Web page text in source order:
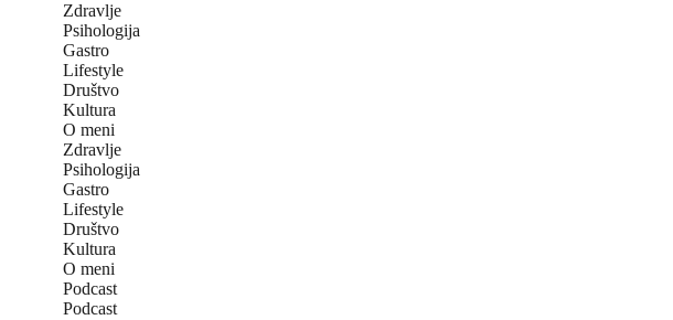
Zdravlje
Psihologija
Gastro
Lifestyle
Društvo
Kultura
O meni
Zdravlje
Psihologija
Gastro
Lifestyle
Društvo
Kultura
O meni
Podcast
Podcast